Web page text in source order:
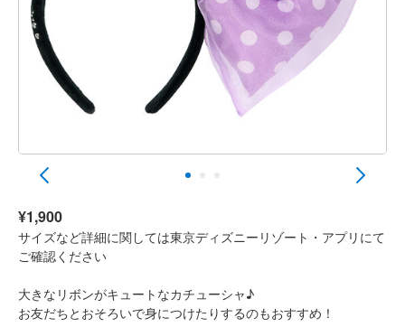
¥1,900
サイズなど詳細に関しては東京ディズニーリゾート・アプリにて
ご確認ください
大きなリボンがキュートなカチューシャ♪
お友だちとおそろいで身につけたりするのもおすすめ！